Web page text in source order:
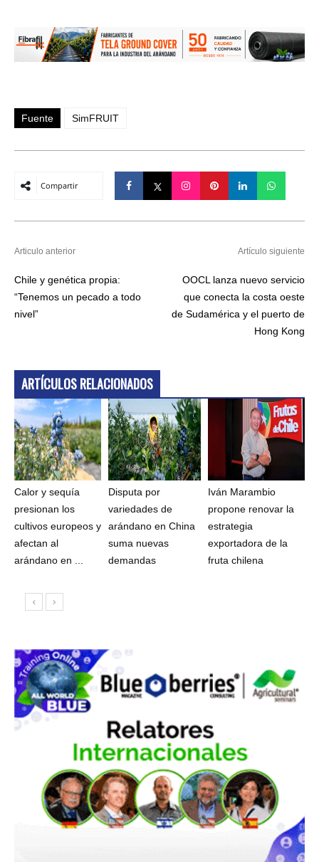
Fuente SimFRUIT
Compartir
Articulo anterior
Chile y genética propia:
“Tenemos un pecado a todo
nivel”
Artículo siguiente
OOCL lanza nuevo servicio
que conecta la costa oeste
de Sudamérica y el puerto de
Hong Kong
ARTÍCULOS RELACIONADOS
Calor y sequía
presionan los
cultivos europeos y
afectan al
arándano en ...
Disputa por
variedades de
arándano en China
suma nuevas
demandas
Iván Marambio
propone renovar la
estrategia
exportadora de la
fruta chilena